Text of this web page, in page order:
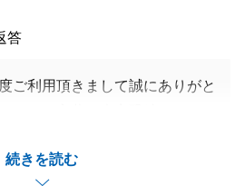
続きを読む
答
ご利用頂きまして誠にありがと